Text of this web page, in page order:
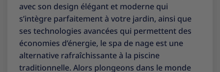
avec son design élégant et moderne qui
s’intègre parfaitement à votre jardin, ainsi que
ses technologies avancées qui permettent des
économies d’énergie, le spa de nage est une
alternative rafraîchissante à la piscine
traditionnelle. Alors plongeons dans le monde